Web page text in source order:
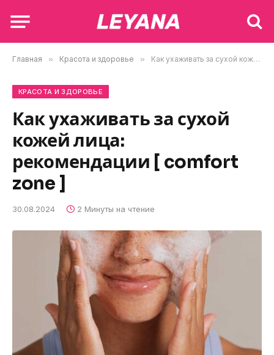
Главная » Красота и здоровье » Как ухаживать за сухой кожей лица: рекомендации [ comfort zone ]
КРАСОТА И ЗДОРОВЬЕ
Как ухаживать за сухой
кожей лица:
рекомендации [ comfort
zone ]
30.08.2024 2 Минуты на чтение